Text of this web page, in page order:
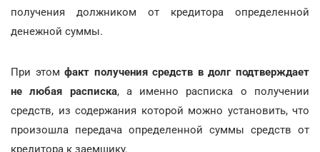
получения должником от кредитора определенной
денежной суммы.
При этомфакт получения средств в долг подтверждает
не любая расписка, а именно расписка о получении
средств, из содержания которой можно установить, что
произошла передача определенной суммы средств от
кредитора к заемщику.